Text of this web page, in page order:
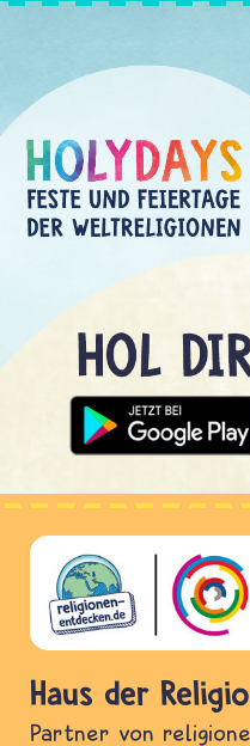
Haus der
Partner von